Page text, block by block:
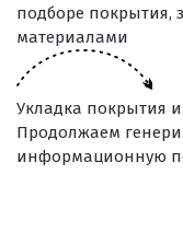
подборе покрытия,
материалами
Укладка покрытия
Продолжаем
информационную